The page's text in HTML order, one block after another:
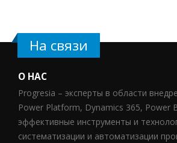
На связи
О НАС
Progresia – эксперты в области
Power Platform, Dynamics 365, Power
эффективные инструменты и
систематизации и автоматизации